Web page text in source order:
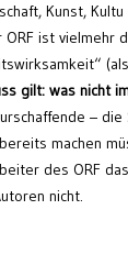
Kunst,
ist vielmehr
gilt: was nicht
–
machen
des ORF
nicht.